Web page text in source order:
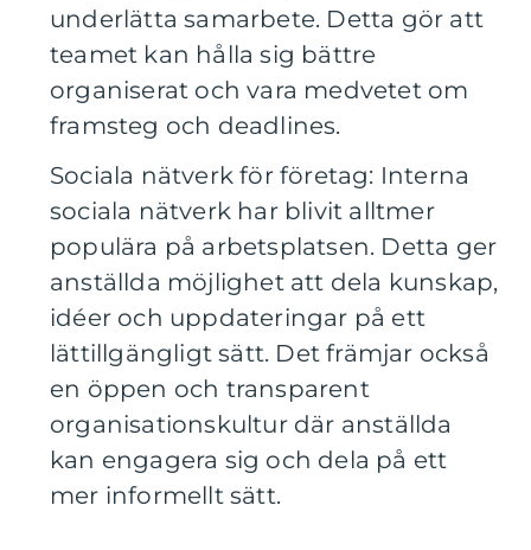
underlätta samarbete. Detta gör att
teamet kan hålla sig bättre
organiserat och vara medvetet om
framsteg och deadlines.
Sociala nätverk för företag: Interna
sociala nätverk har blivit alltmer
populära på arbetsplatsen. Detta ger
anställda möjlighet att dela kunskap,
idéer och uppdateringar på ett
lättillgängligt sätt. Det främjar också
en öppen och transparent
organisationskultur där anställda
kan engagera sig och dela på ett
mer informellt sätt.